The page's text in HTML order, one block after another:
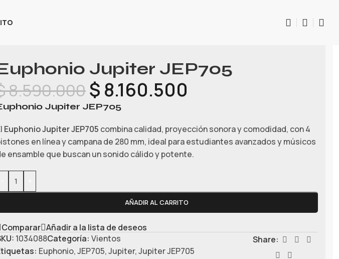
Jupiter JEP705
8.590.000$ 8.160.500
Jupiter JEP705
Euphonio Jupiter JEP705 combina calidad, proyección sonora y comodidad, con 4
en línea y campana de 280 mm, ideal para estudiantes avanzados y músicos
ensamble que buscan un sonido cálido y potente.
AÑADIR AL CARRITO
Comparar Añadir a la lista de deseos
1034088Categoría: Vientos
Euphonio,JEP705,Jupiter,Jupiter JEP705
Share: